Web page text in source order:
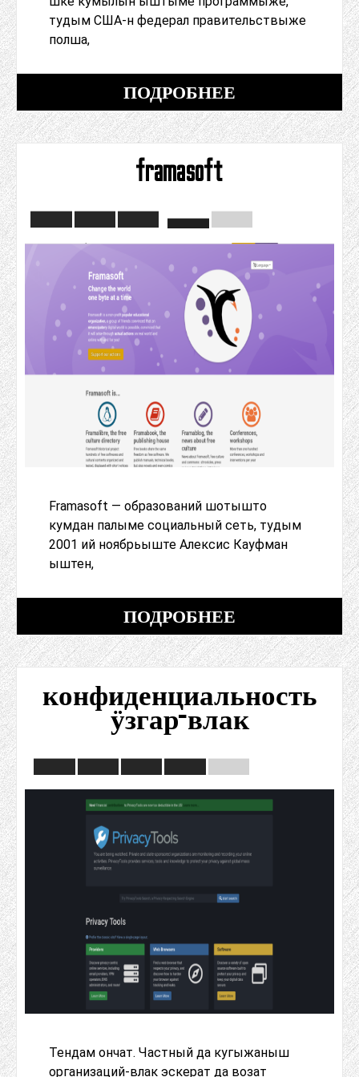
тудым США-н федерал правительствыже
полша,
ПОДРОБНЕЕ
framasoft
Framasoft — образований шотышто
кумдан палыме социальный сеть, тудым
2001 ий ноябрьыште Алексис Кауфман
ыштен,
ПОДРОБНЕЕ
конфиденциальность
ӱзгар-влак
Тендам ончат. Частный да кугыжаныш
организаций-влак эскерат да возат